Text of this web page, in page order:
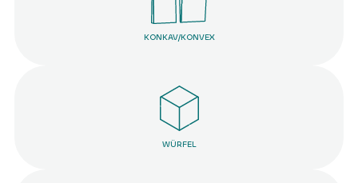
KONKAV/KONVEX
WÜRFEL